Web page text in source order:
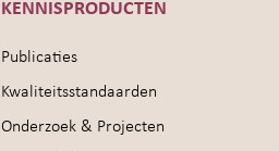
KENNISPRODUCTEN
Publicaties
Kwaliteitsstandaarden
Onderzoek & Projecten